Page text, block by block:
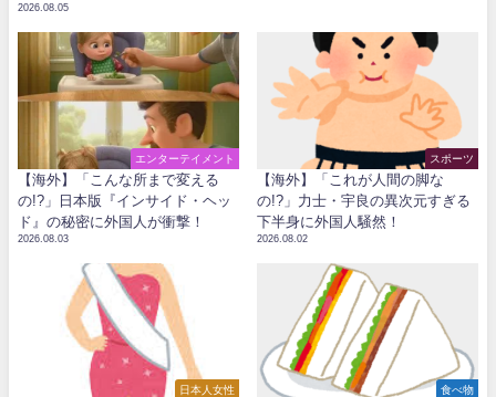
2026.08.05
エンターテイメント
【海外】「こんな所まで変える
の!?」日本版『インサイド・ヘッ
ド』の秘密に外国人が衝撃！
2026.08.03
スポーツ
【海外】「これが人間の脚な
の!?」力士・宇良の異次元すぎる
下半身に外国人騒然！
2026.08.02
日本人女性 食べ物